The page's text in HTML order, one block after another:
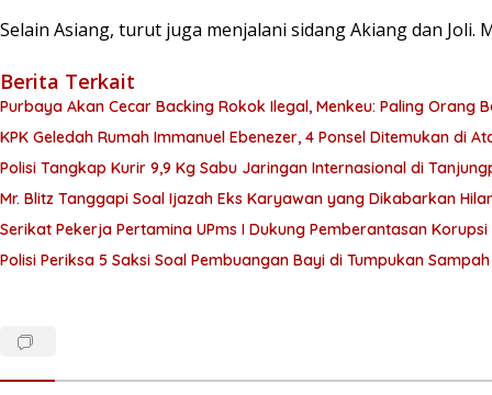
Selain Asiang, turut juga menjalani sidang Akiang dan
Berita Terkait
Purbaya Akan Cecar Backing Rokok Ilegal, Menkeu: Paling Orang
KPK Geledah Rumah Immanuel Ebenezer, 4 Ponsel Ditemukan di
Polisi Tangkap Kurir 9,9 Kg Sabu Jaringan Internasional di
Mr. Blitz Tanggapi Soal Ijazah Eks Karyawan yang Dikabarkan
Serikat Pekerja Pertamina UPms I Dukung Pemberantasan
Polisi Periksa 5 Saksi Soal Pembuangan Bayi di Tumpukan